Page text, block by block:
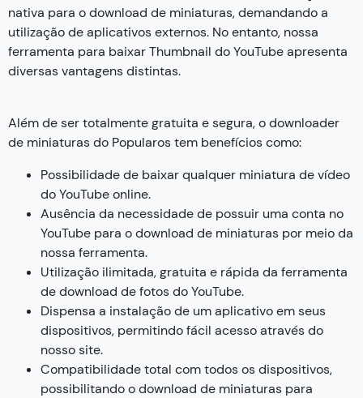
nativa para o download de miniaturas, demandando a
utilização de aplicativos externos. No entanto, nossa
ferramenta para baixar Thumbnail do YouTube apresenta
diversas vantagens distintas.
Além de ser totalmente gratuita e segura, o downloader
de miniaturas do Popularos tem benefícios como:
Possibilidade de baixar qualquer miniatura de vídeo
do YouTube online.
Ausência da necessidade de possuir uma conta no
YouTube para o download de miniaturas por meio da
nossa ferramenta.
Utilização ilimitada, gratuita e rápida da ferramenta
de download de fotos do YouTube.
Dispensa a instalação de um aplicativo em seus
dispositivos, permitindo fácil acesso através do
nosso site.
Compatibilidade total com todos os dispositivos,
possibilitando o download de miniaturas para